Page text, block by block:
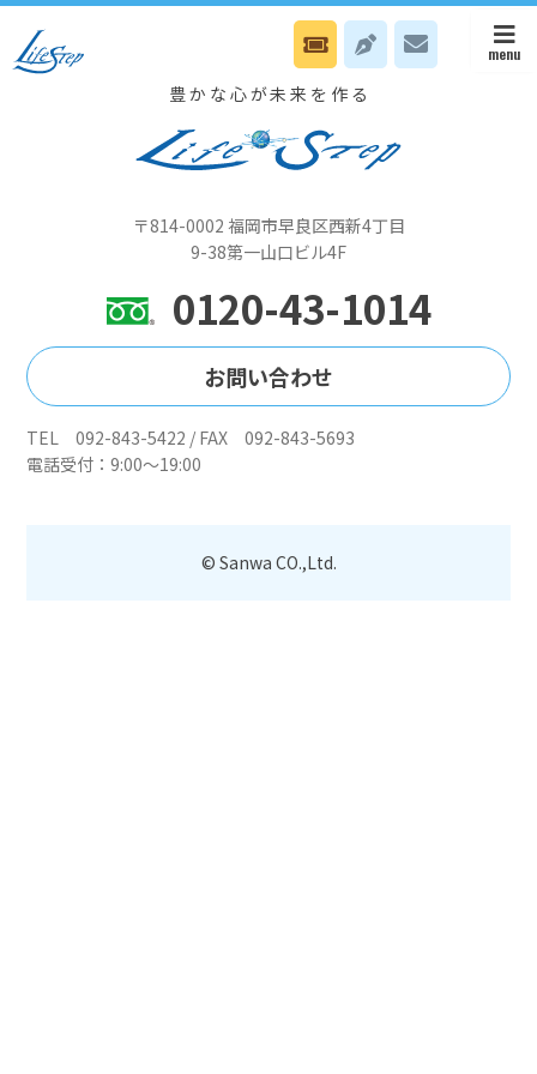
11/4 佐世保 集う会です
豊かな心が未来を作る
〒814-0002 福岡市早良区西新4丁目
9-38第一山口ビル4F
0120-43-1014
お問い合わせ
TEL 092-843-5422 / FAX 092-843-5693
電話受付：9:00～19:00
© Sanwa CO.,Ltd.